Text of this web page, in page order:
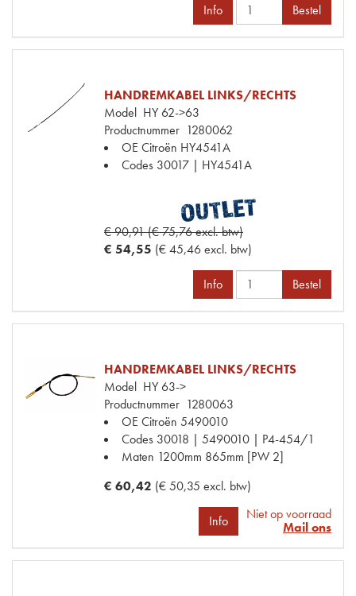
Info Bestel
HANDREMKABEL LINKS/RECHTS
Model HY 62->63
Productnummer 1280062
OE Citroën HY4541A
Codes 30017 | HY4541A
€ 90,91 (€ 75,76 excl. btw)
€ 54,55 (€ 45,46 excl. btw)
Info Bestel
HANDREMKABEL LINKS/RECHTS
Model HY 63->
Productnummer 1280063
OE Citroën 5490010
Codes 30018 | 5490010 | P4-454/1
Maten 1200mm 865mm [PW 2]
€ 60,42 (€ 50,35 excl. btw)
Info
Niet op voorraad
Mail ons